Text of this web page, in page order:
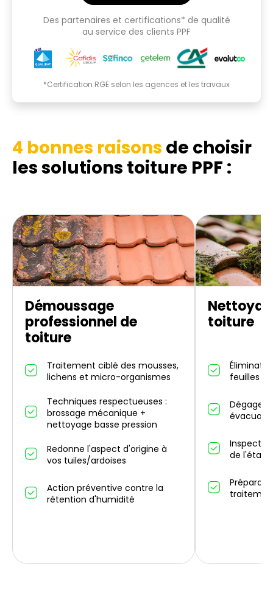
Des partenaires et certifications* de qualité
au service des clients PPF
*Certification RGE selon les agences et les travaux
4 bonnes raisons de choisir
lessolutions toiture PPF :
Démoussage
professionnel de
toiture
Traitement ciblé des mousses,
lichens et micro-organismes
Techniques respectueuses :
brossage mécanique +
nettoyage basse pression
Redonne l'aspect d'origine à
vos tuiles/ardoises
Action préventive contre la
rétention d'humidité
toiture
feuilles
de l'état